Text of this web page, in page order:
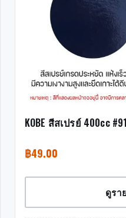
KOBE สีสเปรย์ 400cc
฿49.00
ดูรา